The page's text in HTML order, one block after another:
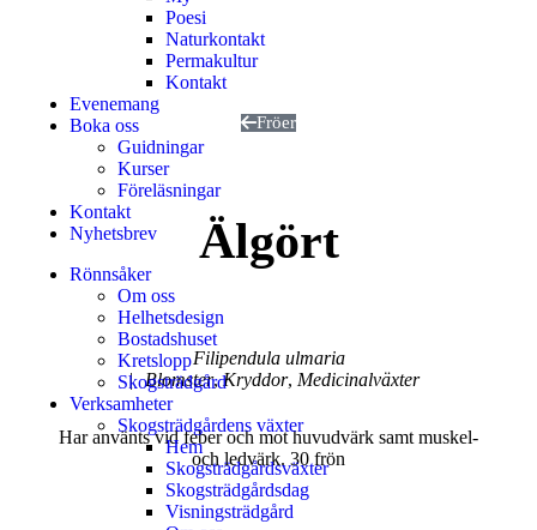
Poesi
Naturkontakt
Permakultur
Kontakt
Evenemang
Boka oss
Guidningar
Kurser
Föreläsningar
Kontakt
Nyhetsbrev
Rönnsåker
Om oss
Helhetsdesign
Bostadshuset
Kretslopp
Skogsträdgård
Verksamheter
Skogsträdgårdens växter
Hem
Skogsträdgårdsväxter
Skogsträdgårdsdag
Visningsträdgård
Fröer
Älgört
Filipendula ulmaria
| Blomster, Kryddor, Medicinalväxter
Har använts vid feber och mot huvudvärk samt muskel-
och ledvärk. 30 frön